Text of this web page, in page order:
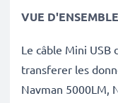
VUE D'ENSEMBLE
Le câble Mini USB
transferer les
Navman 5000LM,